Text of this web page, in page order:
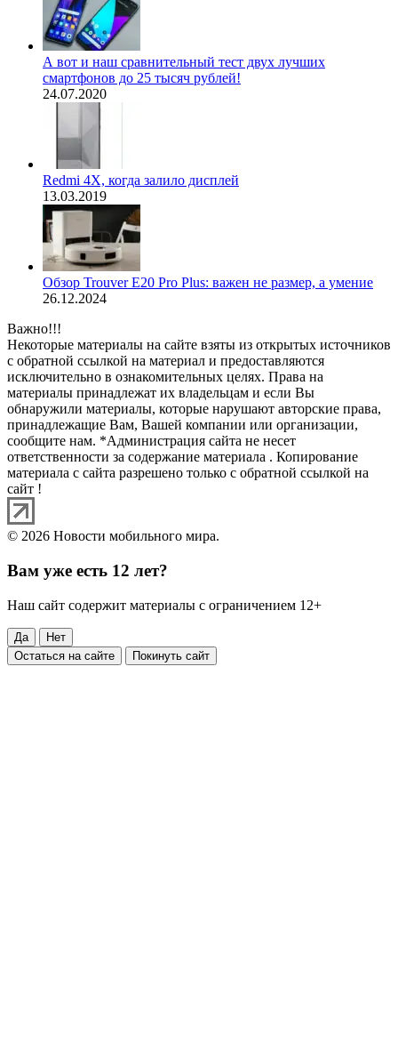
А вот и наш сравнительный тест двух лучших
смартфонов до 25 тысяч рублей!
24.07.2020
Redmi 4X, когда залило дисплей
13.03.2019
Обзор Trouver E20 Pro Plus: важен не размер, а умение
26.12.2024
Важно!!!
Некоторые материалы на сайте взяты из открытых источников
с обратной ссылкой на материал и предоставляются
исключительно в ознакомительных целях. Права на
материалы принадлежат их владельцам и если Вы
обнаружили материалы, которые нарушают авторские права,
принадлежащие Вам, Вашей компании или организации,
сообщите нам. *Администрация сайта не несет
ответственности за содержание материала . Копирование
материала с сайта разрешено только с обратной ссылкой на
сайт !
© 2026 Новости мобильного мира.
Вам уже есть 12 лет?
Наш сайт содержит материалы с ограничением 12+
Да
Нет
Остаться на сайте
Покинуть сайт